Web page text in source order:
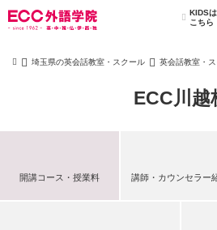
KIDSは
こちら
埼玉県の英会話教室・スクール 英会話教室・
ECC川越
開講コース・授業料 講師・カウンセラー